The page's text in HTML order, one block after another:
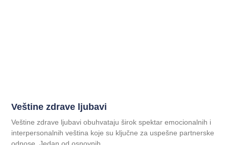
Veštine zdrave ljubavi
Veštine zdrave ljubavi obuhvataju širok spektar emocionalnih i
interpersonalnih veština koje su ključne za uspešne partnerske
odnose. Jedan od osnovnih